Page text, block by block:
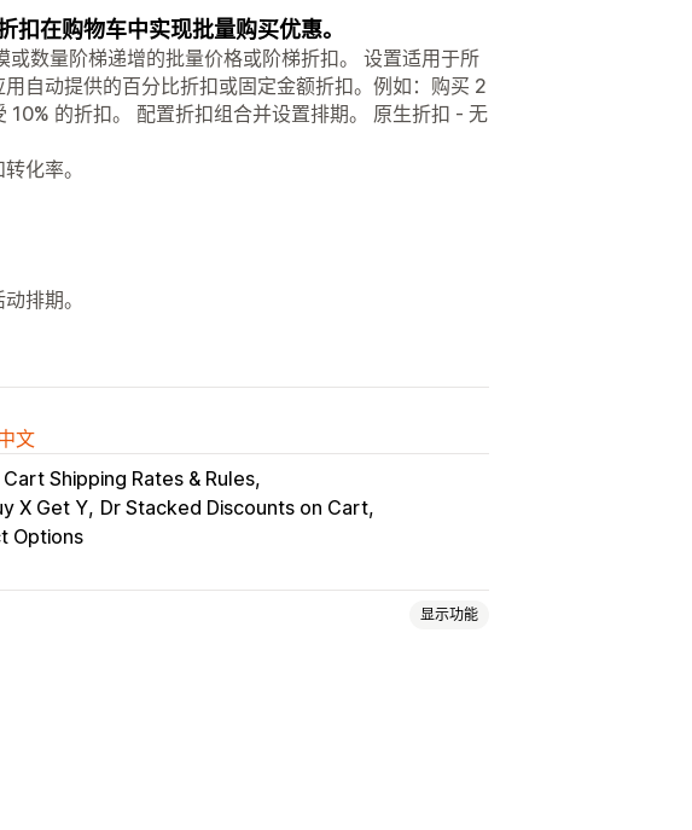
在购物车中实现批量购买优惠。
数量阶梯递增的批量价格或阶梯折扣。 设置适用于所
自动提供的百分比折扣或固定金额折扣。例如：购买 2
的折扣。 配置折扣组合并设置排期。 原生折扣 - 无
化率。
排期。
文
Cart Shipping Rates & Rules
X Get Y Dr Stacked Discounts on Cart
Options
显示功能